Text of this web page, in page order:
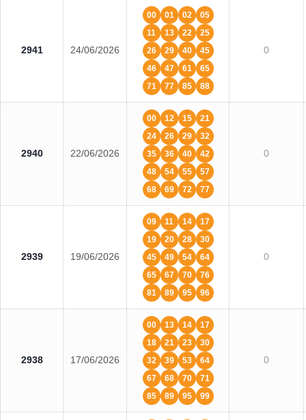
2941 24/06/2026
00 01 02
05
11
13 22
25
26
29 40
45
46
47 61
65
71
77 85 88
0
2940 22/06/2026
00 12 15
21
24
26 29
32
35
36 40
42
48
54 55
57
68
69 72 77
0
2939 19/06/2026
09 11 14
17
19
20 28
30
45
49 54
64
65
67 70
76
81
89 95 96
0
2938 17/06/2026
00 13 14
17
18
21 23
30
32
39 53
64
67
68 70
71
85
89 95 99
0